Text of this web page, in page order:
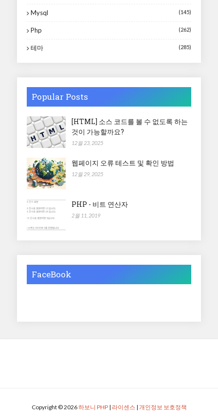
Mysql (145)
Php (262)
테마 (285)
Popular Posts
[HTML] 소스 코드를 볼 수 없도록 하는
것이 가능할까요?
12월 23, 2025
웹페이지 오류 테스트 및 확인 방법
12월 29, 2025
PHP - 비트 연산자
2월 11, 2019
FaceBook
Copyright ©2026하보니 PHP| 라이센스 | 개인정보 보호정책